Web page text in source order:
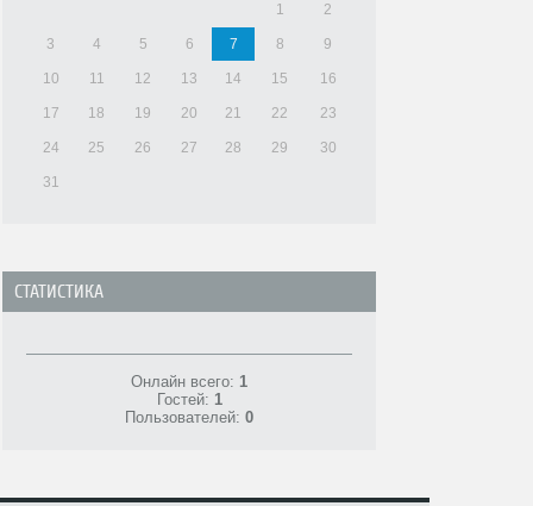
1 2
3 4 5 6 7 8 9
10 11 12 13 14 15 16
17 18 19 20 21 22 23
24 25 26 27 28 29 30
31
СТАТИСТИКА
Онлайн всего: 1
Гостей: 1
Пользователей: 0